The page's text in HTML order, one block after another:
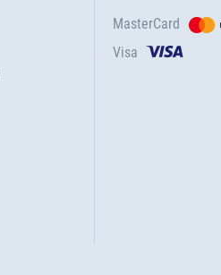
MasterCard
Visa